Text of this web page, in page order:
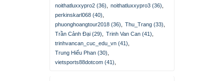
noithatluxxypro2 (36)
noithatluxxypro3 (36)
perkinskarl068 (40)
phuonghoangtour2018 (36)
Thu_Trang (33)
Trần Cảnh Đại (29)
Trinh Van Can (41)
trinhvancan_cuc_edu_vn (41)
Trung Hiếu Phan (30)
vietsports88dotcom (41)